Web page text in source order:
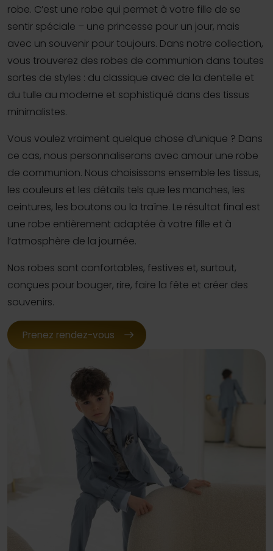
robe. C’est une robe qui permet à votre fille de se
sentir spéciale – une princesse pour un jour, mais
avec un souvenir pour toujours. Dans notre collection,
vous trouverez des robes de communion dans toutes
sortes de styles : du classique avec de la dentelle et
du tulle au moderne et sophistiqué dans des tissus
minimalistes.
Vous voulez vraiment quelque chose d’unique ? Dans
ce cas, nous personnaliserons avec amour une robe
de communion. Nous choisissons ensemble les tissus,
les couleurs et les détails tels que les manches, les
ceintures, les boutons ou la traîne. Le résultat final est
une robe entièrement adaptée à votre fille et à
l’atmosphère de la journée.
Nos robes sont confortables, festives et, surtout,
conçues pour bouger, rire, faire la fête et créer des
souvenirs.
Prenez rendez-vous